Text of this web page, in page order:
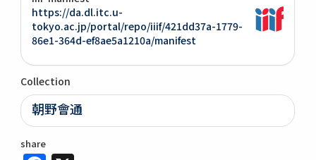
https://da.dl.itc.u-
tokyo.ac.jp/portal/repo/iiif/421dd37a-1779-
86e1-364d-ef8ae5a1210a/manifest
Collection
朝野會通
share